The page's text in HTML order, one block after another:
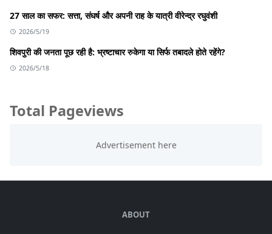
27 साल का सफर: सत्ता, संघर्ष और अपनी राह के यात्री वीरेन्द्र रघुवंशी
2026/5/19
शिवपुरी की जनता पूछ रही है: भ्रष्टाचार रुकेगा या सिर्फ तबादले होते रहेंगे?
2026/5/18
Total Pageviews
ABOUT